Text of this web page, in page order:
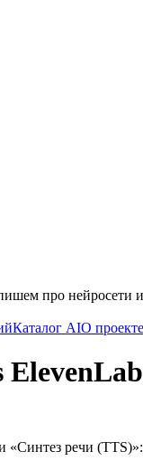
про нейросети
Каталог AIО проекте
«Синтез речи (TTS)